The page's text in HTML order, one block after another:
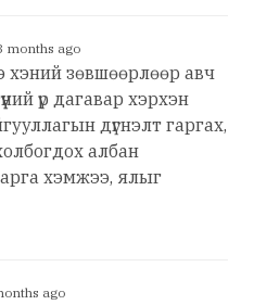
months ago
хэний зөвшөөрлөөр авч
үр дагавар хэрхэн
дүгнэлт гаргах,
албан
хэмжээ, ялыг
ago